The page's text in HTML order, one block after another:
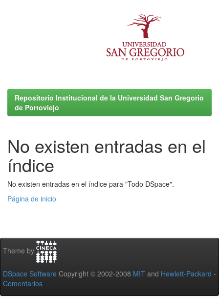
Repositorio Institucional de la Universidad San Gregorio
de Portoviejo
No existen entradas en el
índice
No existen entradas en el índice para "Todo DSpace".
Página de inicio
Theme by
DSpace Software Copyright © 2002-2008 MIT and Hewlett-Packard -
Comentarios